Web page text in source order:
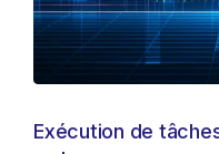
Exécution de